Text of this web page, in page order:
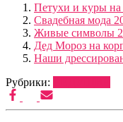
Петухи и куры
Свадебная мода
Живые символы
Дед Мороз на
Наши
Рубрики: